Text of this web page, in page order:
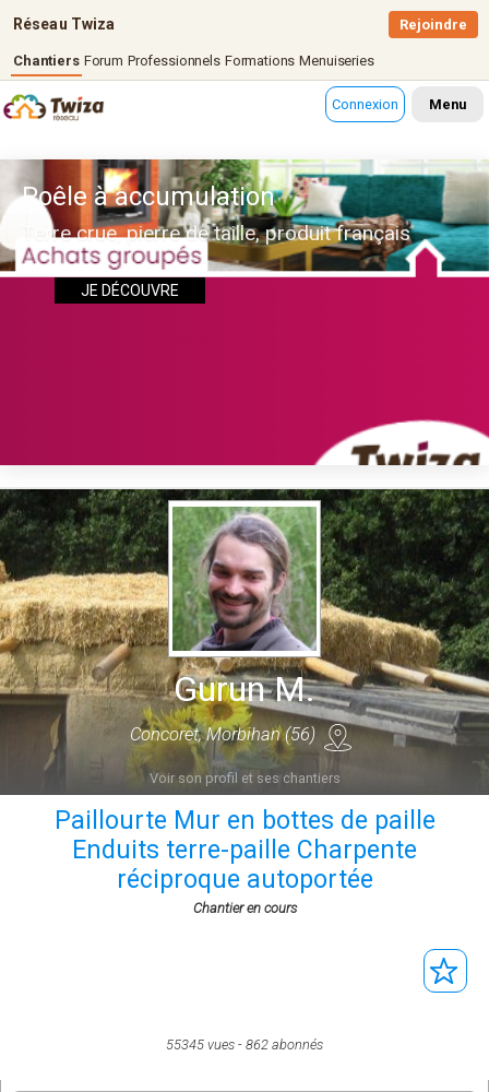
Réseau Twiza
Chantiers Forum Professionnels Formations Menuiseries
Rejoindre
Connexion Menu
Poêle à accumulation
Terre crue, pierre de taille, produit français
JE DÉCOUVRE
Gurun M.
Concoret, Morbihan (56)
Voir son profil et ses chantiers
Paillourte Mur en bottes de paille
Enduits terre-paille Charpente
réciproque autoportée
Chantier en cours
55345 vues 862 abonnés